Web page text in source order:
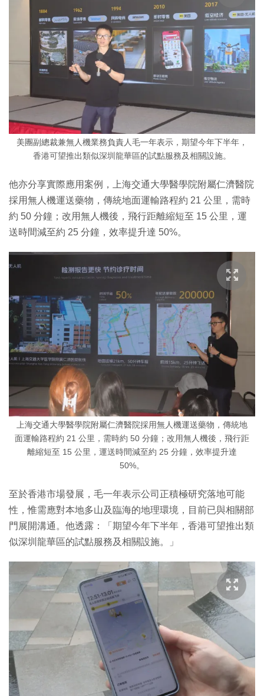
美團副總裁兼無人機業務負責人毛一年表示，期望今年下半年，
香港可望推出類似深圳龍華區的試點服務及相關設施。
他亦分享實際應用案例，上海交通大學醫學院附屬仁濟醫院
採用無人機運送藥物，傳統地面運輸路程約 21 公里，需時
約 50 分鐘；改用無人機後，飛行距離縮短至 15 公里，運
送時間減至約 25 分鐘，效率提升達 50%。
上海交通大學醫學院附屬仁濟醫院採用無人機運送藥物，傳統地
面運輸路程約 21 公里，需時約 50 分鐘；改用無人機後，飛行距
離縮短至 15 公里，運送時間減至約 25 分鐘，效率提升達
50%。
至於香港市場發展，毛一年表示公司正積極研究落地可能
性，惟需應對本地多山及臨海的地理環境，目前已與相關部
門展開溝通。他透露：「期望今年下半年，香港可望推出類
似深圳龍華區的試點服務及相關設施。」